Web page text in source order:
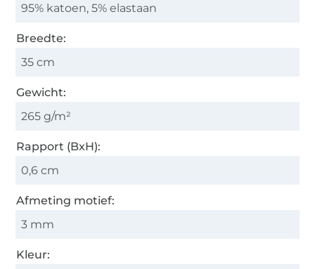
95% katoen, 5% elastaan
Breedte:
35 cm
Gewicht:
265 g/m²
Rapport (BxH):
0,6 cm
Afmeting motief:
3 mm
Kleur: